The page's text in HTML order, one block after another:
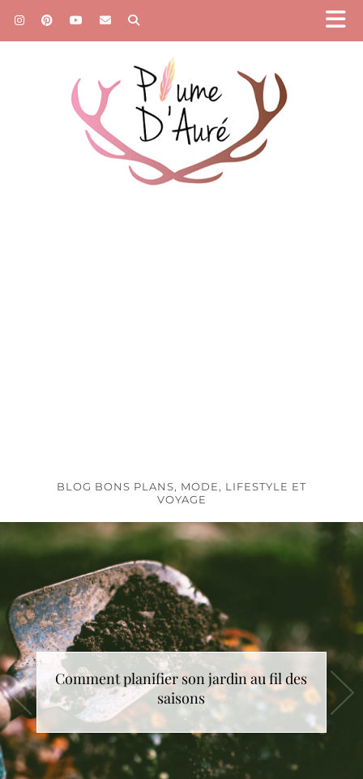
BLOG BONS PLANS, MODE, LIFESTYLE ET
VOYAGE
Comment planifier son jardin au fil des
saisons